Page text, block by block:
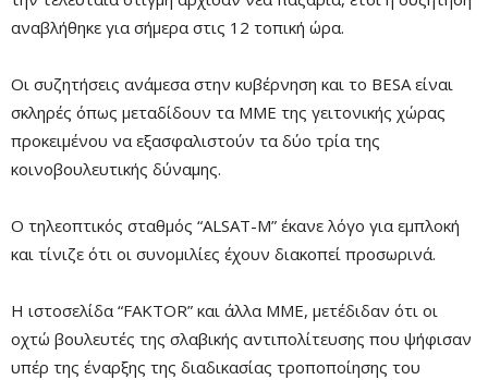
αναβλήθηκε για σήμερα στις 12 τοπική ώρα.
Οι συζητήσεις ανάμεσα στην κυβέρνηση και το BESA είναι
σκληρές όπως μεταδίδουν τα ΜΜΕ της γειτονικής χώρας
προκειμένου να εξασφαλιστούν τα δύο τρία της
κοινοβουλευτικής δύναμης.
Ο τηλεοπτικός σταθμός “ALSAT-M” έκανε λόγο για εμπλοκή
και τίνιζε ότι οι συνομιλίες έχουν διακοπεί προσωρινά.
Η ιστοσελίδα “FAKTOR” και άλλα ΜΜΕ, μετέδιδαν ότι οι
οχτώ βουλευτές της σλαβικής αντιπολίτευσης που ψήφισαν
υπέρ της έναρξης της διαδικασίας τροποποίησης του